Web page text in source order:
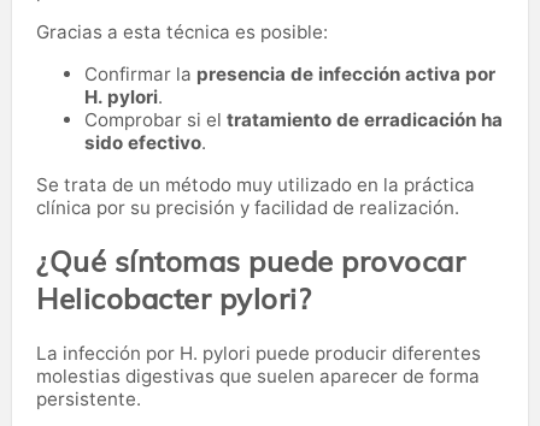
Gracias a esta técnica es posible:
Confirmar la presencia de infección activa por
H. pylori.
Comprobar si el tratamiento de erradicación ha
sido efectivo.
Se trata de un método muy utilizado en la práctica
clínica por su precisión y facilidad de realización.
¿Qué síntomas puede provocar
Helicobacter pylori?
La infección por H. pylori puede producir diferentes
molestias digestivas que suelen aparecer de forma
persistente.